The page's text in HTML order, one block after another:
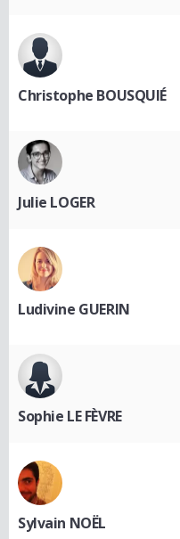
Christophe BOUSQUIÉ
Julie LOGER
Ludivine GUERIN
Sophie LE FÈVRE
Sylvain NOËL